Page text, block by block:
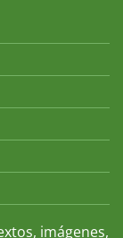
imágenes,